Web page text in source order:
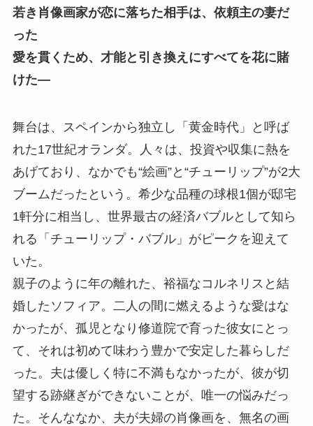
若き肖像画家が恋に落ちた相手は、依頼主の妻だ
った
愛を貫くため、才能と引き換えにすべてを花に賭
けた―
舞台は、スペインから独立し「黄金時代」と呼ば
れた17世紀オランダ。人々は、投資や収集に熱を
あげており、なかでも“絵画”と“チューリップ”が2大
ブームだったという。希少な品種の球根1個が邸宅
1軒分に相当し、世界最古の経済バブルとして知ら
れる「チューリップ・バブル」がピークを迎えて
いた。
親子のように年の離れた、裕福なコルネリスと結
婚したソフィア。二人の間に燃えるような愛はな
かったが、孤児となり修道院で育った彼女にとっ
て、それは初めて味わう豊かで安定した暮らしだ
った。夫は優しく特に不満もなかったが、彼が切
望する跡継ぎができないことが、唯一の悩みだっ
た。そんななか、夫が夫婦の肖像画を、無名の画